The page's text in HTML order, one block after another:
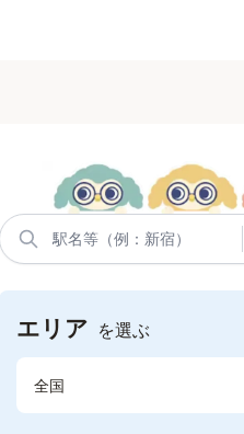
エリア を選ぶ
全国